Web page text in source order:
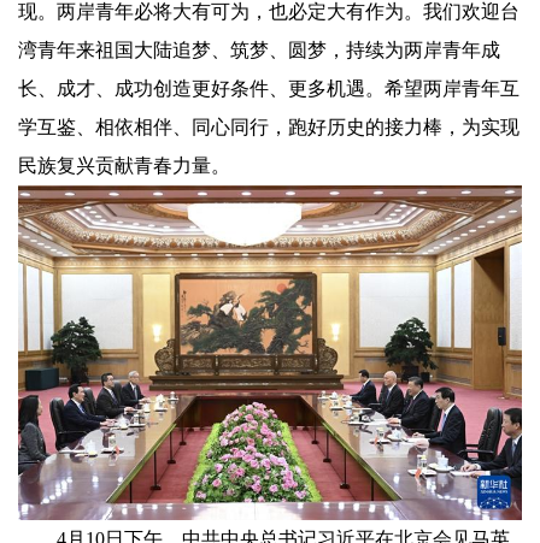
现。两岸青年必将大有可为，也必定大有作为。我们欢迎台
湾青年来祖国大陆追梦、筑梦、圆梦，持续为两岸青年成
长、成才、成功创造更好条件、更多机遇。希望两岸青年互
学互鉴、相依相伴、同心同行，跑好历史的接力棒，为实现
民族复兴贡献青春力量。
4月10日下午，中共中央总书记习近平在北京会见马英